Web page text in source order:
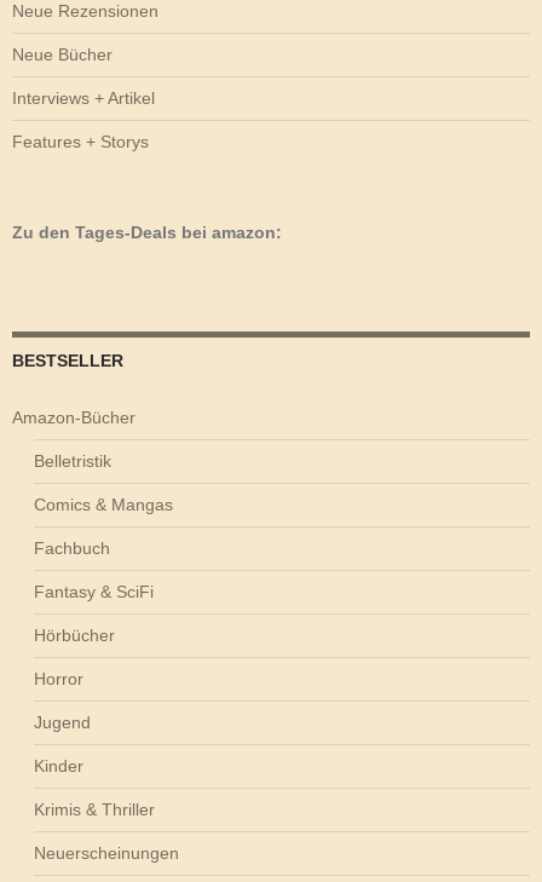
Neue Rezensionen
Neue Bücher
Interviews + Artikel
Features + Storys
Zu den Tages-Deals bei amazon:
BESTSELLER
Amazon-Bücher
Belletristik
Comics & Mangas
Fachbuch
Fantasy & SciFi
Hörbücher
Horror
Jugend
Kinder
Krimis & Thriller
Neuerscheinungen